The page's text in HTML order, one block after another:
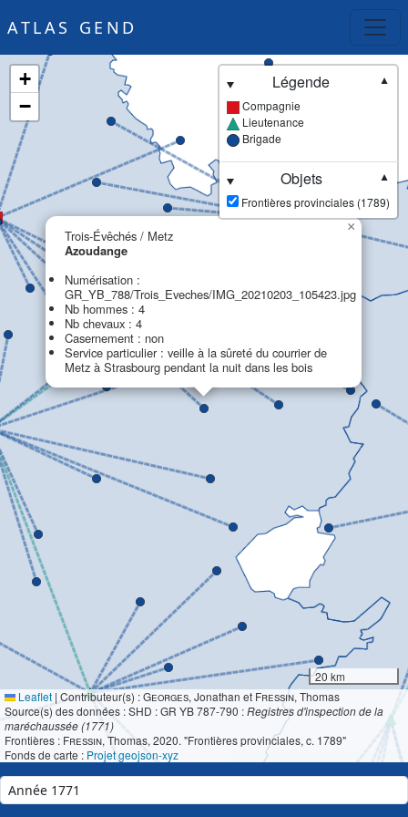
ATLAS GEND
Trois-Évêchés / Metz
Azoudange
Numérisation :
GR_YB_788/Trois_Eveches/IMG_20210203_105423.jpg
Nb hommes : 4
Nb chevaux : 4
Casernement : non
Service particulier : veille à la sûreté du courrier de
Metz à Strasbourg pendant la nuit dans les bois
×
+
−
Légende
▼
Compagnie
Lieutenance
Brigade
Objets
▼
Frontières provinciales (1789)
20 km
Leaflet | Contributeur(s) :Georges, Jonathan et Fressin, Thomas
Source(s) des données : SHD : GR YB 787-790 :Registres d'inspection de la
maréchaussée (1771)
Frontières : Fressin, Thomas, 2020. "Frontières provinciales, c. 1789"
Fonds de carte : Projet geojson-xyz